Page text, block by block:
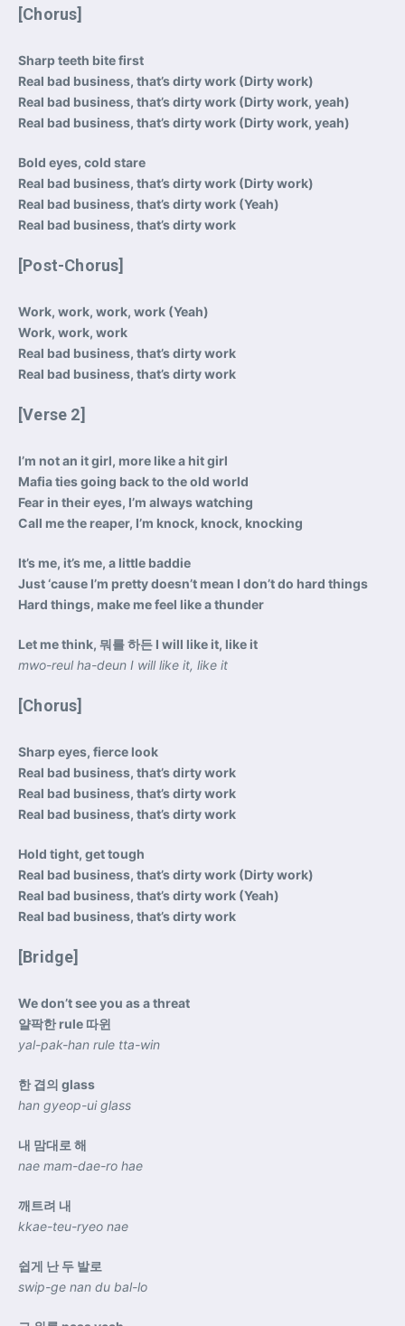
[Chorus]
Sharp teeth bite first
Real bad business, that’s dirty work (Dirty work)
Real bad business, that’s dirty work (Dirty work, yeah)
Real bad business, that’s dirty work (Dirty work, yeah)
Bold eyes, cold stare
Real bad business, that’s dirty work (Dirty work)
Real bad business, that’s dirty work (Yeah)
Real bad business, that’s dirty work
[Post-Chorus]
Work, work, work, work (Yeah)
Work, work, work
Real bad business, that’s dirty work
Real bad business, that’s dirty work
[Verse 2]
I’m not an it girl, more like a hit girl
Mafia ties going back to the old world
Fear in their eyes, I’m always watching
Call me the reaper, I’m knock, knock, knocking
It’s me, it’s me, a little baddie
Just ‘cause I’m pretty doesn’t mean I don’t do hard things
Hard things, make me feel like a thunder
Let me think, 뭐를 하든 I will like it, like it
mwo-reul ha-deun I will like it, like it
[Chorus]
Sharp eyes, fierce look
Real bad business, that’s dirty work
Real bad business, that’s dirty work
Real bad business, that’s dirty work
Hold tight, get tough
Real bad business, that’s dirty work (Dirty work)
Real bad business, that’s dirty work (Yeah)
Real bad business, that’s dirty work
[Bridge]
We don’t see you as a threat
얄팍한 rule 따윈
yal-pak-han rule tta-win
한 겹의 glass
han gyeop-ui glass
내 맘대로 해
nae mam-dae-ro hae
깨트려 내
kkae-teu-ryeo nae
쉽게 난 두 발로
swip-ge nan du bal-lo